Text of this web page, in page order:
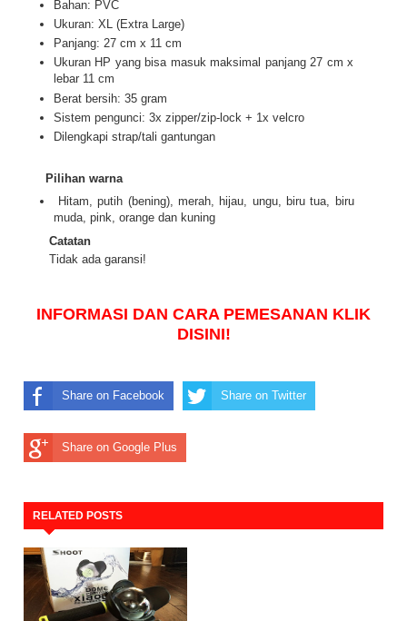
Bahan: PVC
Ukuran: XL (Extra Large)
Panjang: 27 cm x 11 cm
Ukuran HP yang bisa masuk maksimal panjang 27 cm x
lebar 11 cm
Berat bersih: 35 gram
Sistem pengunci: 3x zipper/zip-lock + 1x velcro
Dilengkapi strap/tali gantungan
Pilihan warna
Hitam, putih (bening), merah, hijau, ungu, biru tua, biru
muda, pink, orange dan kuning
Catatan
Tidak ada garansi!
INFORMASI DAN CARA PEMESANAN KLIK
DISINI!
Share on Facebook Share on Twitter
Share on Google Plus
RELATED POSTS